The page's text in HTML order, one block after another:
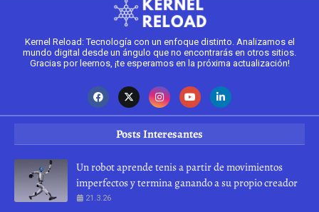
Kernel Reload: Tecnología con un enfoque distinto. Analizamos el
mundo digital desde un ángulo que no encontrarás en otros sitios.
Gracias por leernos, ¡te esperamos en la próxima actualización!
Posts Interesantes
Un robot aprende tenis a partir de movimientos
imperfectos y termina ganando a su propio creador
21.3.26